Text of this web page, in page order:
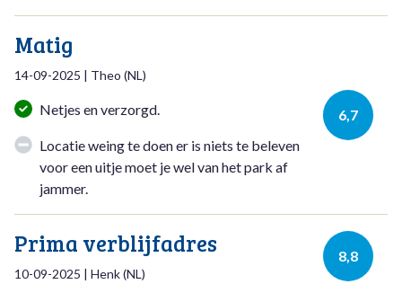
Matig
14-09-2025 | Theo (NL)
6,7
Netjes en verzorgd.
Locatie weing te doen er is niets te beleven
voor een uitje moet je wel van het park af
jammer.
Prima verblijfadres
10-09-2025 | Henk(NL)
8,8